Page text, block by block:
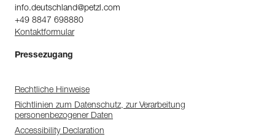
info.deutschland@petzl.com
+49 8847 698880
Kontaktformular
Pressezugang
Rechtliche Hinweise
Richtlinien zum Datenschutz, zur Verarbeitung
personenbezogener Daten
Accessibility Declaration